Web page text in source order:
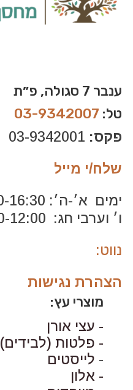
ענבר 7 סגולה, פ״ת
טל: 03-9342007
פקס:
שלח/י מייל
ימים א׳-ה׳: 07:30-16:30
ו׳ וערבי חג: 07:30-12:00
נווט:
הצהרת נגישות
מוצרי עץ:
- עצי אורן
- פלטות (לבידים)
- לייסטים
- אלון